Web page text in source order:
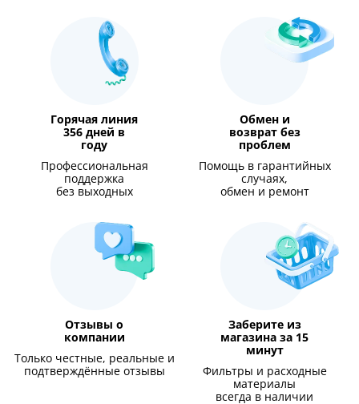
Горячая линия
356 дней в
году
Профессиональная
поддержка
без выходных
Обмен и
возврат без
проблем
Помощь в гарантийных
случаях,
обмен и ремонт
Отзывы о
компании
Только честные, реальные и
подтверждённые отзывы
Заберите из
магазина за 15
минут
Фильтры и расходные
материалы
всегда в наличии